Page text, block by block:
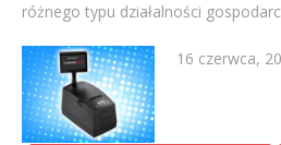
różnego typu działalności
Posted
16 czerwca,